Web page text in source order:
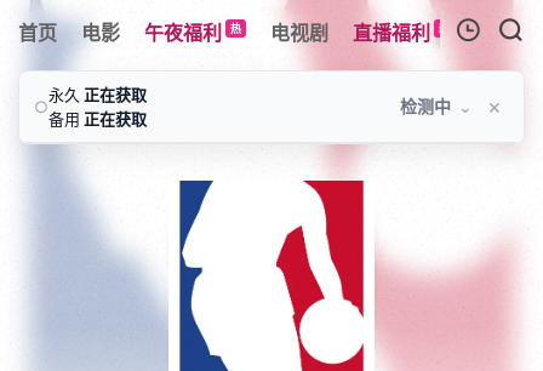
首页 电影 午夜福利 热 电视剧 直播福利 新 综艺
暂无观看影片的记录
○
永久 正在获取
备用 正在获取
检测中 ⌄ ×